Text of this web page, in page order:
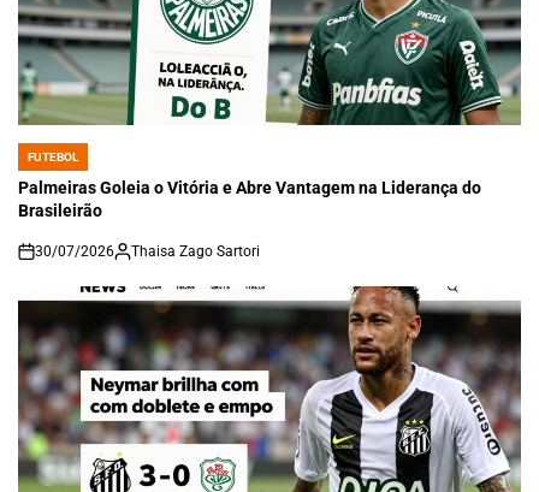
POSTED
IN
FUTEBOL
Palmeiras Goleia o Vitória e Abre Vantagem na Liderança do
Brasileirão
on
30/07/2026 Thaisa Zago Sartori